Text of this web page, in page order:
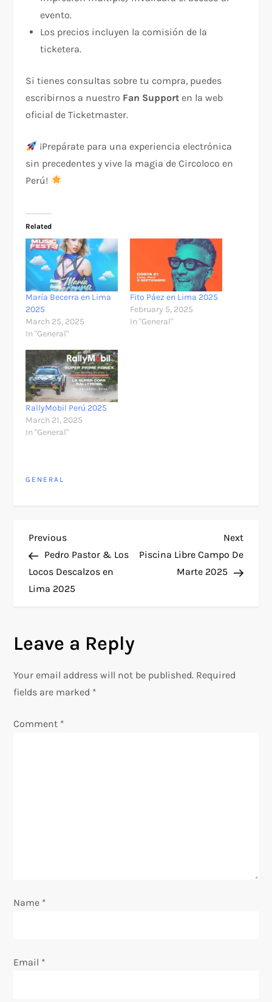
evento.
Los precios incluyen la comisión de la
ticketera.
Si tienes consultas sobre tu compra, puedes
escribirnos a nuestro Fan Support en la web
oficial de Ticketmaster.
¡Prepárate para una experiencia electrónica
sin precedentes y vive la magia de Circoloco en
Perú!
Related
María Becerra en Lima
2025
March 25, 2025
In "General"
Fito Páez en Lima 2025
February 5, 2025
In "General"
RallyMobil Perú 2025
March 21, 2025
In "General"
GENERAL
P
o
s
n
a
n
Previous
Post
Previous
Pedro Pastor & Los
Locos Descalzos en
Lima 2025
Next
Post
Next
Piscina Libre Campo De
Marte 2025
Leave a Reply
Your email address will not be published. Required
fields are marked *
Comment *
Name *
Email *